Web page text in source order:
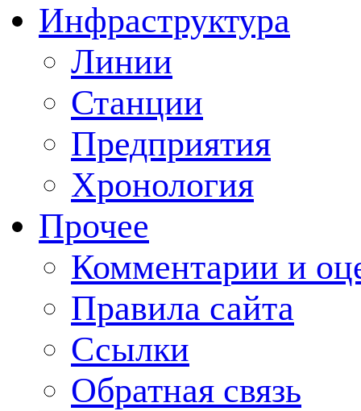
Инфраструктура
Линии
Станции
Предприятия
Хронология
Прочее
Комментарии и
Правила сайта
Ссылки
Обратная связь